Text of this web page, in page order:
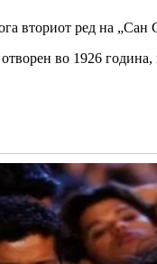
вториот ред на „Сан
во 1926